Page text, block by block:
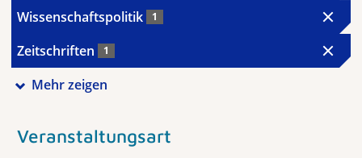
Wissenschaftspolitik 1
Zeitschriften 1
Mehr zeigen
Veranstaltungsart